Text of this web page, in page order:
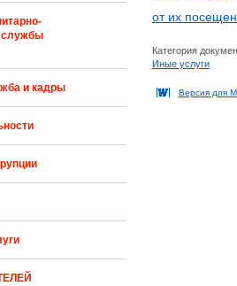
службы
и кадры
от их
Категория
Иные услуги
Версия для